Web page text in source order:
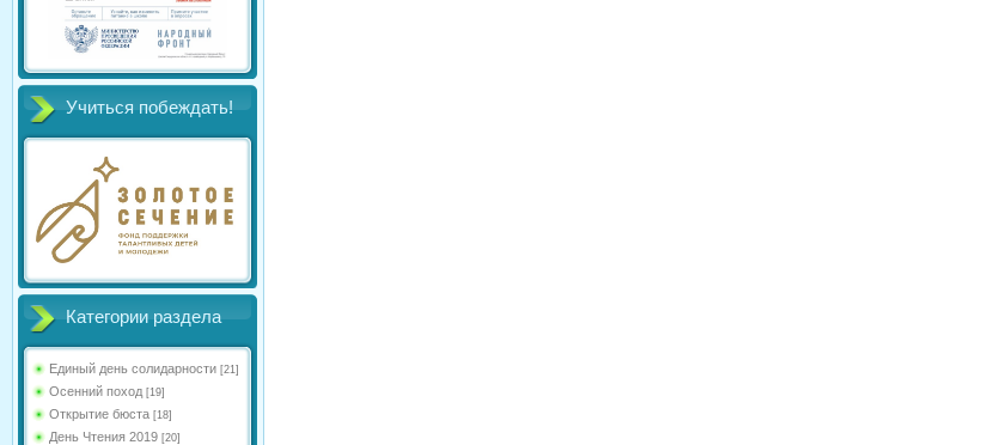
Учиться побеждать!
Категории раздела
Единый день солидарности [21]
Осенний поход [19]
Открытие бюста [18]
День Чтения 2019 [20]